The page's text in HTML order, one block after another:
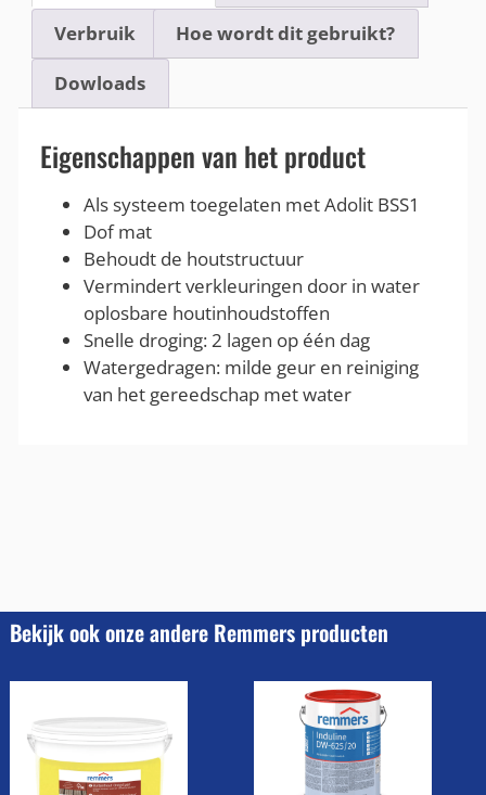
Verbruik Hoe wordt dit gebruikt?
Dowloads
Eigenschappen van het product
Als systeem toegelaten met Adolit BSS1
Dof mat
Behoudt de houtstructuur
Vermindert verkleuringen door in water
oplosbare houtinhoudstoffen
Snelle droging: 2 lagen op één dag
Watergedragen: milde geur en reiniging
van het gereedschap met water
Bekijk ook onze andere Remmers producten